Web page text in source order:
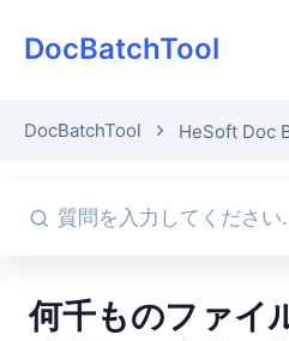
DocBatchTool
DocBatchTool HeSoft Doc
何千ものファイルのファイル名